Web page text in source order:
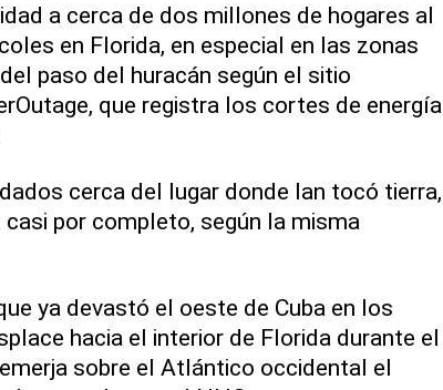
a cerca de dos millones de hogares al
en Florida, en especial en las zonas
paso del huracán según el sitio
que registra los cortes de energía
cerca del lugar donde Ian tocó tierra,
casi por completo, según la misma
ya devastó el oeste de Cuba en los
hacia el interior de Florida durante el
sobre el Atlántico occidental el